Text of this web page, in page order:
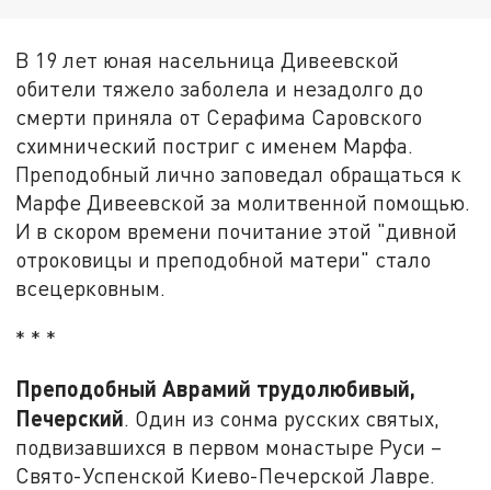
В 19 лет юная насельница Дивеевской
обители тяжело заболела и незадолго до
смерти приняла от Серафима Саровского
схимнический постриг с именем Марфа.
Преподобный лично заповедал обращаться к
Марфе Дивеевской за молитвенной помощью.
И в скором времени почитание этой "дивной
отроковицы и преподобной матери" стало
всецерковным.
* * *
Преподобный Аврамий трудолюбивый,
Печерский. Один из сонма русских святых,
подвизавшихся в первом монастыре Руси –
Свято-Успенской Киево-Печерской Лавре.